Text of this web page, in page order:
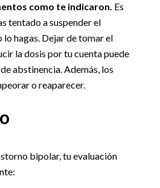
como te indicaron. Es
tentado a suspender el
hagas. Dejar de tomar el
la dosis por tu cuenta puede
abstinencia. Además, los
o reaparecer.
bipolar, tu evaluación